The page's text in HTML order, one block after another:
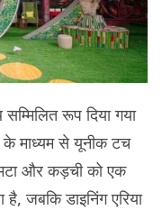
रूप दिया गया
माध्यम से यूनीक टच
और कड़ची को एक
जबकि डाइनिंग एरिया